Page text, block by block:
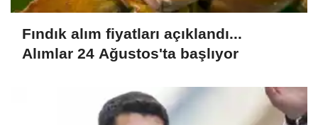
Fındık alım fiyatları açıklandı...
Alımlar 24 Ağustos'ta başlıyor